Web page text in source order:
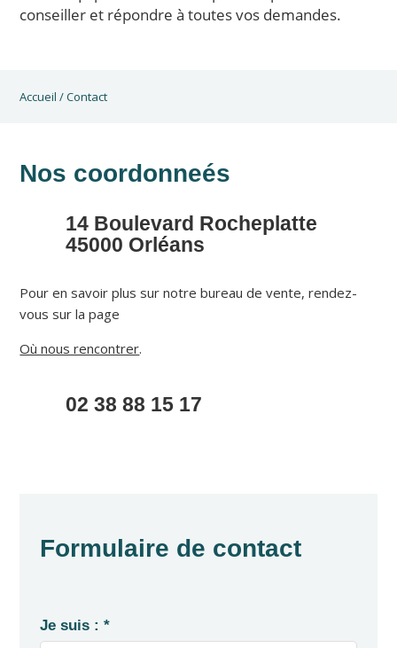
conseiller et répondre à toutes vos demandes.
Accueil /Contact
Nos coordonneés
14 Boulevard Rocheplatte
45000 Orléans
Pour en savoir plus sur notre bureau de vente, rendez-
vous sur la page
Où nous rencontrer.
02 38 88 15 17
Formulaire de contact
Je suis : *